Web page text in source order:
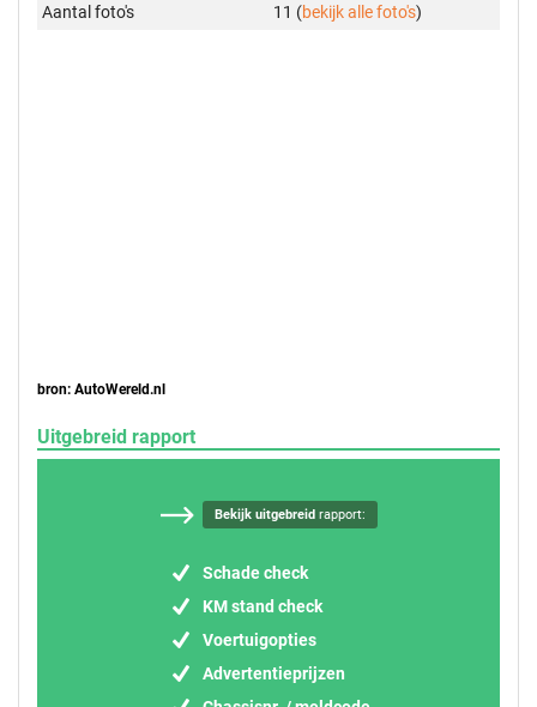
Aantal foto's
11 (bekijk alle foto's)
bron: AutoWereld.nl
Uitgebreid rapport
Bekijk uitgebreidrapport:
Schade check
KM stand check
Voertuigopties
Advertentieprijzen